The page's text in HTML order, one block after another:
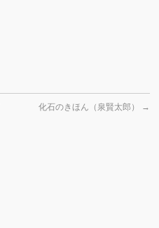
化石のきほん（泉賢太郎） →